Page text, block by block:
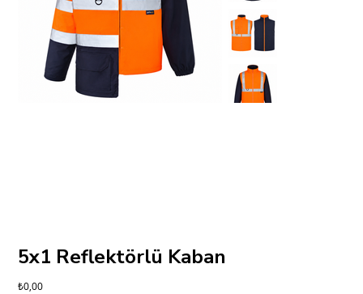
5x1 Reflektörlü Kaban
Fiyat
₺0,00